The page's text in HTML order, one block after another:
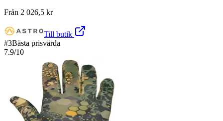
Från 2 026,5 kr
Till butik
#3Bästa prisvärda
7.9/10